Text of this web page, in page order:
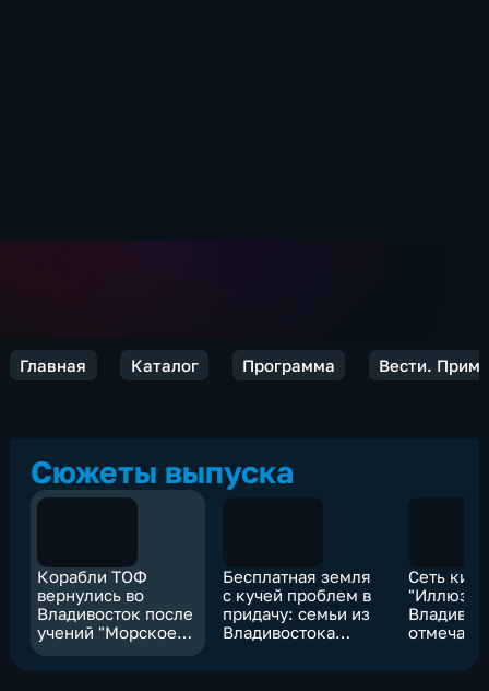
Главная Каталог Программа Вести.
Сюжеты выпуска
Корабли ТОФ
вернулись во
Владивосток после
учений "Морское
взаимодействие-2024"
Бесплатная земля
с кучей проблем в
придачу: семьи из
Владивостока
Сеть